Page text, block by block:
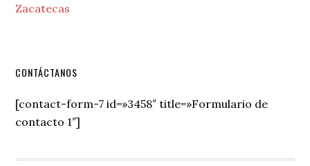
Zacatecas
Secondary
Sidebar
CONTÁCTANOS
[contact-form-7 id=»3458″ title=»Formulario de
contacto 1″]